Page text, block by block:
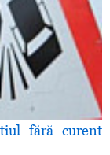
fără curent